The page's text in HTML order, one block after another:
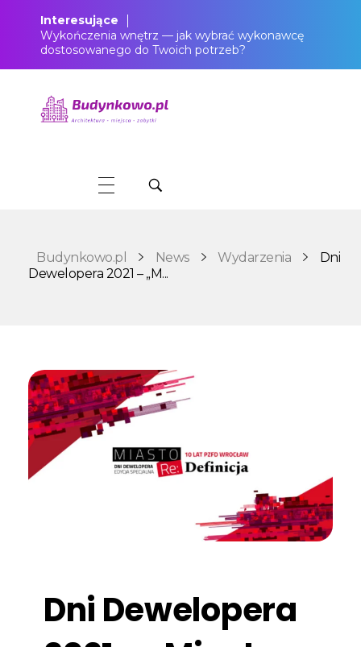
Interesujące
Wykończenia wnętrz — jak wybrać wykonawcę
dostosowanego do Twoich potrzeb?
Budynkowo.pl News Wydarzenia
Dni
Dewelopera 2021 – „M...
Dni Dewelopera